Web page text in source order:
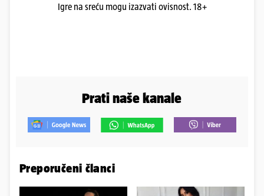
Igre na sreću mogu izazvati ovisnost. 18+
Prati naše kanale
Preporučeni članci